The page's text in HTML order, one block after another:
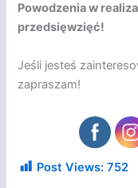
Powodzenia w
przedsięwzięć!
Jeśli jesteś
zapraszam!
Post Views: 752